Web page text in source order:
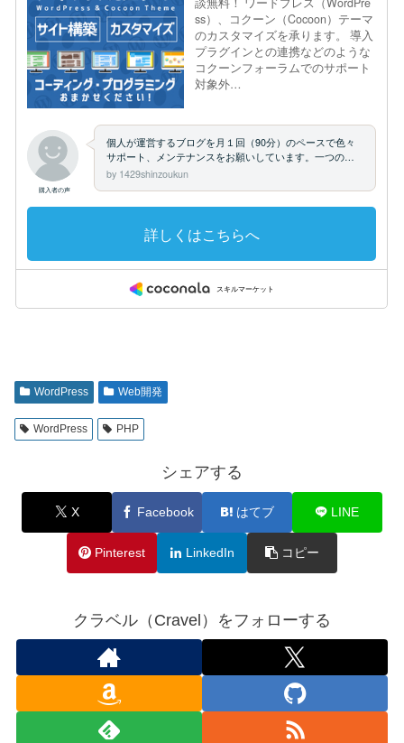
WordPress Web開発
WordPress PHP
シェアする
X Facebook はてブ LINE
Pinterest LinkedIn コピー
クラベル（Cravel）をフォローする